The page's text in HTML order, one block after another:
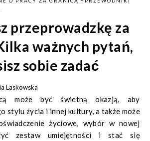
przeprowadzkę za
ważnych pytań,
sobie zadać
Laskowska
może być świetną okazją, aby
stylu życia i innej kultury, a także może
życiowe, wybór w nowej
zestaw umiejętności i stać się